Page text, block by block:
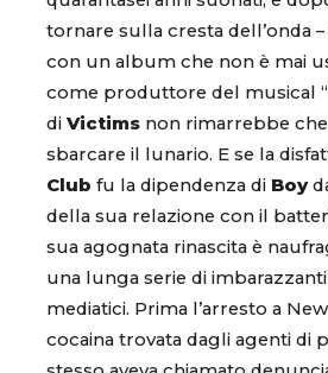
tornare sulla cresta dell’onda
con un album che non è mai
come produttore del musical
di Victims non rimarrebbe
sbarcare il lunario. E se la
Club fu la dipendenza di Boy
della sua relazione con il
sua agognata rinascita è
una lunga serie di
mediatici. Prima l’arresto a
cocaina trovata dagli agenti di